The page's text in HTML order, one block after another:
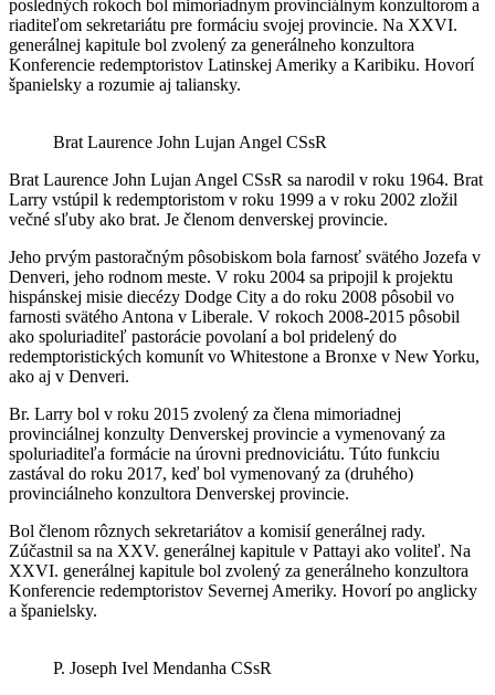
posledných rokoch bol mimoriadnym provinciálnym konzultorom a
riaditeľom sekretariátu pre formáciu svojej provincie. Na XXVI.
generálnej kapitule bol zvolený za generálneho konzultora
Konferencie redemptoristov Latinskej Ameriky a Karibiku. Hovorí
španielsky a rozumie aj taliansky.
Brat Laurence John Lujan Angel CSsR
Brat Laurence John Lujan Angel CSsR sa narodil v roku 1964. Brat
Larry vstúpil k redemptoristom v roku 1999 a v roku 2002 zložil
večné sľuby ako brat. Je členom denverskej provincie.
Jeho prvým pastoračným pôsobiskom bola farnosť svätého Jozefa v
Denveri, jeho rodnom meste. V roku 2004 sa pripojil k projektu
hispánskej misie diecézy Dodge City a do roku 2008 pôsobil vo
farnosti svätého Antona v Liberale. V rokoch 2008-2015 pôsobil
ako spoluriaditeľ pastorácie povolaní a bol pridelený do
redemptoristických komunít vo Whitestone a Bronxe v New Yorku,
ako aj v Denveri.
Br. Larry bol v roku 2015 zvolený za člena mimoriadnej
provinciálnej konzulty Denverskej provincie a vymenovaný za
spoluriaditeľa formácie na úrovni prednoviciátu. Túto funkciu
zastával do roku 2017, keď bol vymenovaný za (druhého)
provinciálneho konzultora Denverskej provincie.
Bol členom rôznych sekretariátov a komisií generálnej rady.
Zúčastnil sa na XXV. generálnej kapitule v Pattayi ako voliteľ. Na
XXVI. generálnej kapitule bol zvolený za generálneho konzultora
Konferencie redemptoristov Severnej Ameriky. Hovorí po anglicky
a španielsky.
P. Joseph Ivel Mendanha CSsR